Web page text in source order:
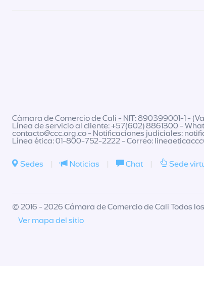
Cámara de Comercio de Cali - NIT: 890399001-1 -
Línea de servicio al cliente: +57(602) 8861300 -
contacto@ccc.org.co- Notificaciones judiciales:
Línea ética: 01-800-752-2222 - Correo:
Sedes | Noticias | Chat | Sede
© 2016 - 2026 Cámara de Comercio de Cali Todos
Ver mapa del sitio